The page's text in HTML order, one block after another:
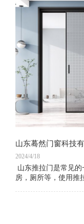
山东蓦然门窗科技
2024/4/18
山东推拉门是常见
房，厕所等，使用推